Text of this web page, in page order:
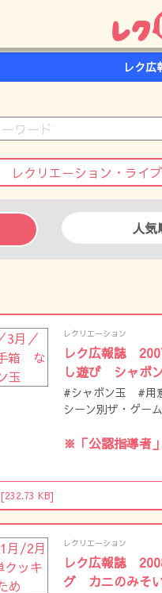
レク広
レクリエーション・ライ
人気
レクリエーション
レク広報誌
し遊び シャボ
#シャボン玉 #用
シーン別ザ・ゲー
※「公認指導者
[232.73 KB]
レクリエーション
レク広報誌
グ カニのみそ